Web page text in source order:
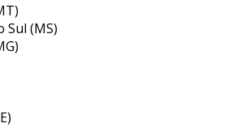
mesas de madeira
de uma mesa de
conhecer os principais
pois cada modelo
e estilos. os
Sul (MS)